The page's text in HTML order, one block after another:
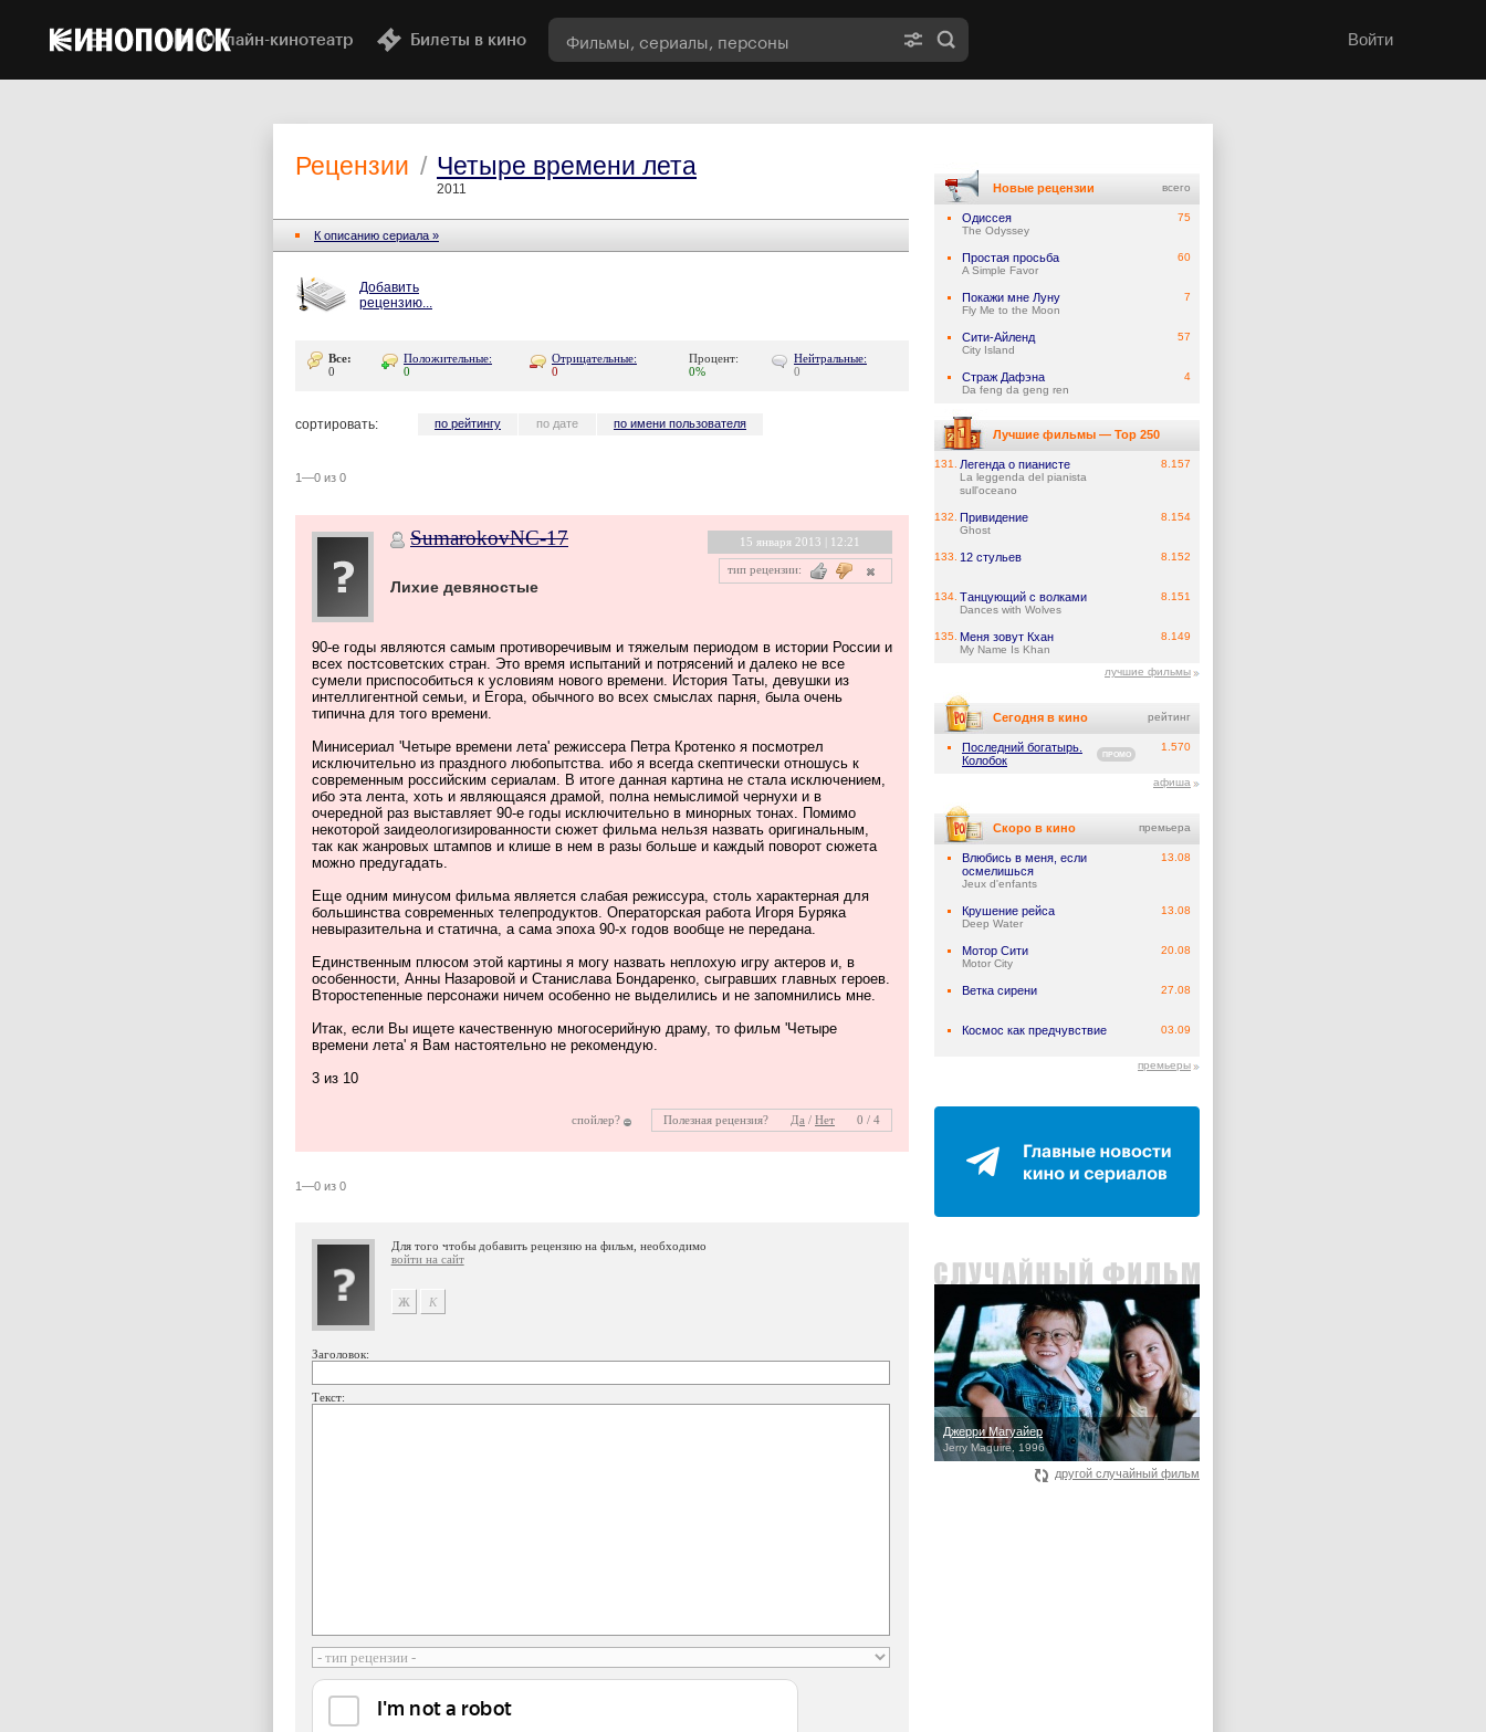
Онлайн-кинотеатр Билеты в кино Войти
Рецензии / Четыре времени лета
2011
К описанию сериала »
Добавить
рецензию...
Все:
0
Положительные:
0
Отрицательные:
0
Процент:
0%
Нейтральные:
0
сортировать: по рейтингу по дате по имени пользователя
1—0 из 0
SumarokovNC-17
Лихие девяностые
90-е годы являются самым противоречивым и тяжелым периодом в истории России и
всех постсоветских стран. Это время испытаний и потрясений и далеко не все
сумели приспособиться к условиям нового времени. История Таты, девушки из
интеллигентной семьи, и Егора, обычного во всех смыслах парня, была очень
типична для того времени.
Минисериал 'Четыре времени лета' режиссера Петра Кротенко я посмотрел
исключительно из праздного любопытства. ибо я всегда скептически отношусь к
современным российским сериалам. В итоге данная картина не стала исключением,
ибо эта лента, хоть и являющаяся драмой, полна немыслимой чернухи и в
очередной раз выставляет 90-е годы исключительно в минорных тонах. Помимо
некоторой заидеологизированности сюжет фильма нельзя назвать оригинальным,
так как жанровых штампов и клише в нем в разы больше и каждый поворот сюжета
можно предугадать.
Еще одним минусом фильма является слабая режиссура, столь характерная для
большинства современных телепродуктов. Операторская работа Игоря Буряка
невыразительна и статична, а сама эпоха 90-х годов вообще не передана.
Единственным плюсом этой картины я могу назвать неплохую игру актеров и, в
особенности, Анны Назаровой и Станислава Бондаренко, сыгравших главных героев.
Второстепенные персонажи ничем особенно не выделились и не запомнились мне.
Итак, если Вы ищете качественную многосерийную драму, то фильм 'Четыре
времени лета' я Вам настоятельно не рекомендую.
3 из 10
Полезная рецензия?
спойлер? Да / Нет 0 / 4
15 января 2013 | 12:21
тип рецензии:
1—0 из 0
Для того чтобы добавить рецензию на фильм, необходимо
войти на сайт
Заголовок:
Текст:
Новые рецензии всего
Одиссея
The Odyssey
75
Простая просьба
A Simple Favor
60
Покажи мне Луну
Fly Me to the Moon
7
Сити-Айленд
City Island
57
Страж Дафэна
Da feng da geng ren
4
Лучшие фильмы — Top 250
131. Легенда о пианисте
La leggenda del pianista
sull'oceano
8.157
132. Привидение
Ghost
8.154
133. 12 стульев 8.152
134. Танцующий с волками
Dances with Wolves
8.151
135. Меня зовут Кхан
My Name Is Khan
8.149
лучшие фильмы
Сегодня в кино рейтинг
Последний богатырь.
Колобок
ПРОМО
1.570
афиша
Скоро в кино премьера
Влюбись в меня, если
осмелишься
Jeux d'enfants
13.08
Крушение рейса
Deep Water
13.08
Мотор Сити
Motor City
20.08
Ветка сирени 27.08
Космос как предчувствие 03.09
премьеры
Джерри Магуайер
Jerry Maguire, 1996
другой случайный фильм